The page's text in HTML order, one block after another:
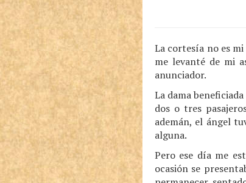
La cortesía no es
me levanté de mi
anunciador.
La dama
dos o tres
ademán, el ángel
alguna.
Pero ese día me
ocasión se